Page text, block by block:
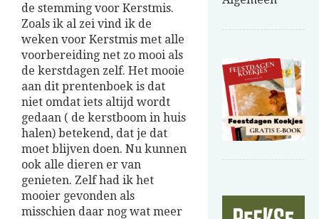
de stemming voor Kerstmis.
Zoals ik al zei vind ik de
weken voor Kerstmis met alle
voorbereiding net zo mooi als
de kerstdagen zelf. Het mooie
aan dit prentenboek is dat
niet omdat iets altijd wordt
gedaan ( de kerstboom in huis
halen) betekend, dat je dat
moet blijven doen. Nu kunnen
ook alle dieren er van
genieten. Zelf had ik het
mooier gevonden als
misschien daar nog wat meer